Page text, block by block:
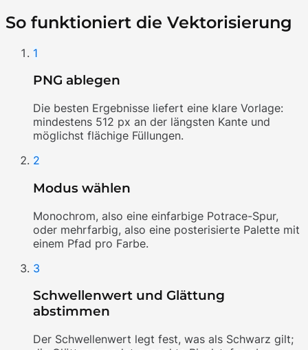
So funktioniert die Vektorisierung
1
PNG ablegen
Die besten Ergebnisse liefert eine klare Vorlage:
mindestens 512 px an der längsten Kante und
möglichst flächige Füllungen.
2
Modus wählen
Monochrom, also eine einfarbige Potrace-Spur,
oder mehrfarbig, also eine posterisierte Palette mit
einem Pfad pro Farbe.
3
Schwellenwert und Glättung
abstimmen
Der Schwellenwert legt fest, was als Schwarz gilt;